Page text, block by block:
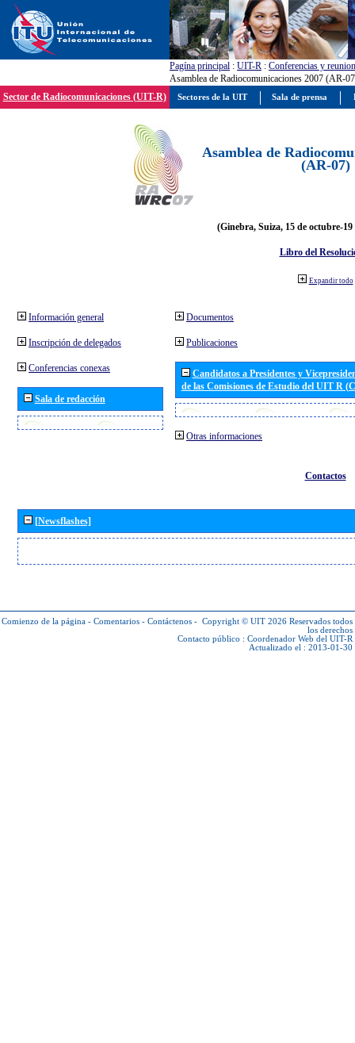
Pagína principal : UIT-R : Conferencias y
Asamblea de Radiocomunicaciones 2007 (AR-
Sector de Radiocomunicaciones (UIT-R)
Asamblea de
(AR-07)
(Ginebra, Suiza, 15 de octubre-19
Libro del
Expandir todo
Información general
Inscripción de delegados
Conferencias conexas
Sala de redacción
Documentos
Publicaciones
Candidatos a Presidentes y
de las Comisiones de Estudio del UIT R
Otras informaciones
Contactos
[Newsflashes]
Comienzo de la página - Comentarios - Contáctenos - Copyright © UIT 2026 Reservados todos
los derechos
Contacto público : Coordenador Web del UIT-R
Actualizado el : 2013-01-30
Sectores de la UIT Sala de prensa